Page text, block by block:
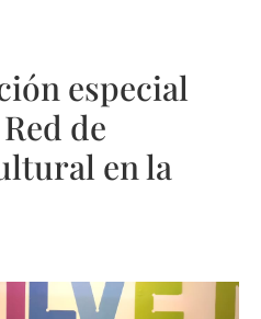
especial
de
en la